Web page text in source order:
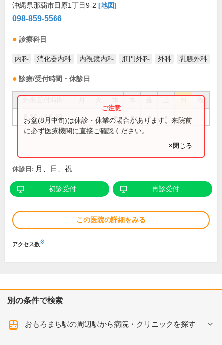
沖縄県那覇市田原1丁目9-2 [地図]
098-859-5566
診療科目
内科 消化器内科 内視鏡内科 肛門外科 外科 乳腺外科
診療/受付時間・休診日
祝
8:30～16:30 ● ● ● ●
お盆(8月中旬)は休診・休業の場合があります。来院前
に必ず医療機関に直接ご確認ください。
×閉じる
休診日: 月、日、祝
初診受付 再診受付
この医院の詳細をみる
アクセス数※
別の条件で検索
おもろまち駅の周辺駅から病院・クリニックを探す